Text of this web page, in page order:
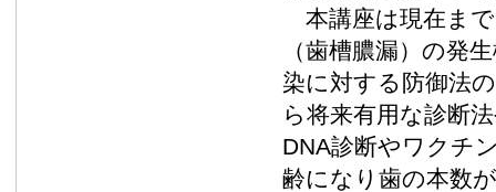
本講座は現在まで
（歯槽膿漏）の発
染に対する防御法
ら将来有用な診断
DNA診断やワクチ
齢になり歯の本数